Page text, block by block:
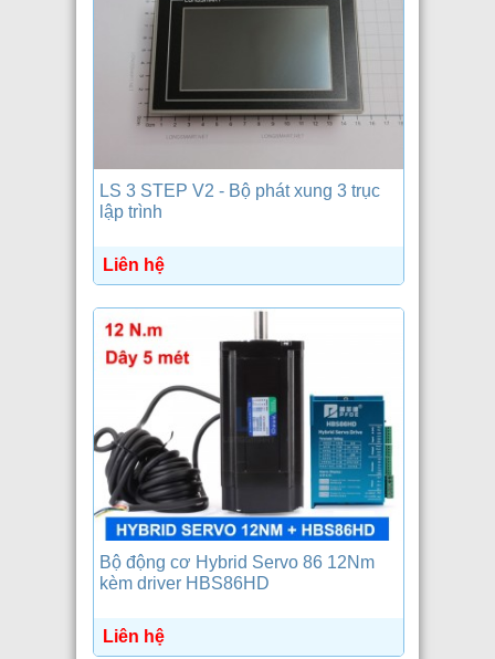
LS 3 STEP V2 - Bộ phát xung 3 trục
lập trình
Liên hệ
Bộ động cơ Hybrid Servo 86 12Nm
kèm driver HBS86HD
Liên hệ